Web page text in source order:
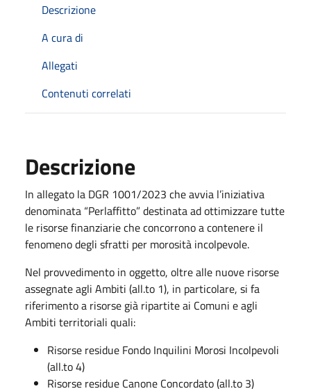
Descrizione
A cura di
Allegati
Contenuti correlati
Descrizione
In allegato la DGR 1001/2023 che avvia l’iniziativa
denominata “Perlaffitto” destinata ad ottimizzare tutte
le risorse finanziarie che concorrono a contenere il
fenomeno degli sfratti per morosità incolpevole.
Nel provvedimento in oggetto, oltre alle nuove risorse
assegnate agli Ambiti (all.to 1), in particolare, si fa
riferimento a risorse già ripartite ai Comuni e agli
Ambiti territoriali quali:
Risorse residue Fondo Inquilini Morosi Incolpevoli
(all.to 4)
Risorse residue Canone Concordato (all.to 3)